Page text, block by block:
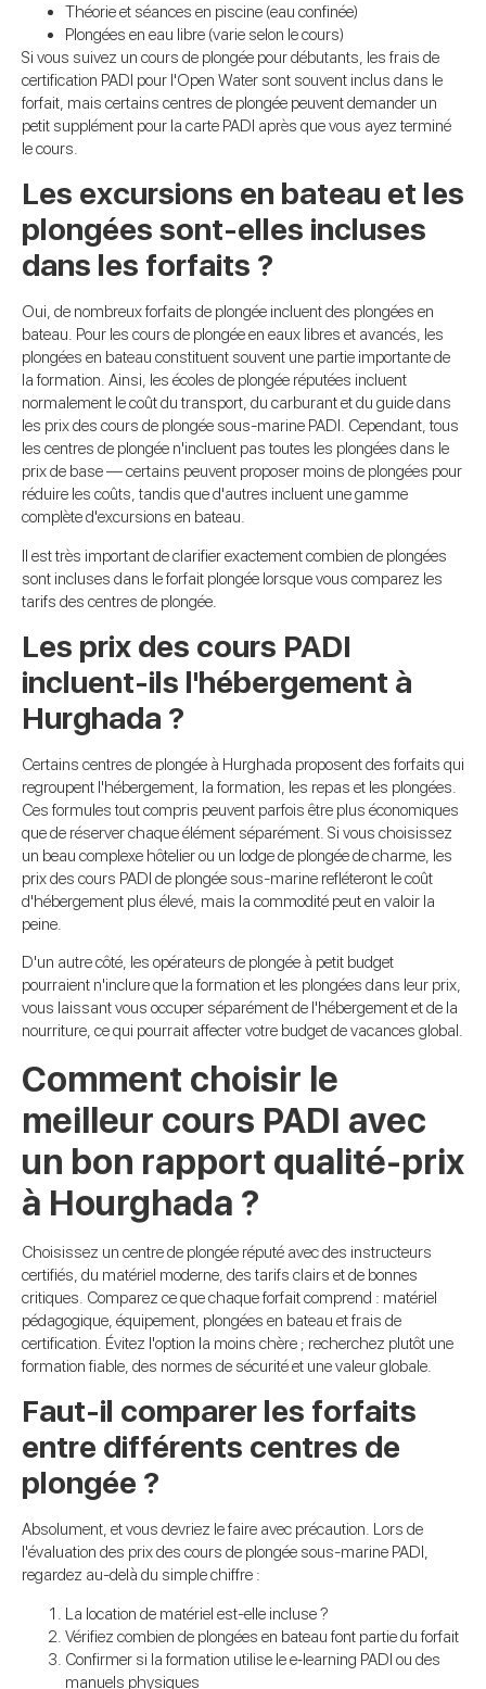
Théorie et séances en piscine (eau confinée)
Plongées en eau libre (varie selon le cours)
Si vous suivez un cours de plongée pour débutants, les frais de
certification PADI pour l'Open Water sont souvent inclus dans le
forfait, mais certains centres de plongée peuvent demander un
petit supplément pour la carte PADI après que vous ayez terminé
le cours.
Les excursions en bateau et les
plongées sont-elles incluses
dans les forfaits ?
Oui, de nombreux forfaits de plongée incluent des plongées en
bateau. Pour les cours de plongée en eaux libres et avancés, les
plongées en bateau constituent souvent une partie importante de
la formation. Ainsi, les écoles de plongée réputées incluent
normalement le coût du transport, du carburant et du guide dans
les prix des cours de plongée sous-marine PADI. Cependant, tous
les centres de plongée n'incluent pas toutes les plongées dans le
prix de base — certains peuvent proposer moins de plongées pour
réduire les coûts, tandis que d'autres incluent une gamme
complète d'excursions en bateau.
Il est très important de clarifier exactement combien de plongées
sont incluses dans le forfait plongée lorsque vous comparez les
tarifs des centres de plongée.
Les prix des cours PADI
incluent-ils l'hébergement à
Hurghada ?
Certains centres de plongée à Hurghada proposent des forfaits qui
regroupent l'hébergement, la formation, les repas et les plongées.
Ces formules tout compris peuvent parfois être plus économiques
que de réserver chaque élément séparément. Si vous choisissez
un beau complexe hôtelier ou un lodge de plongée de charme, les
prix des cours PADI de plongée sous-marine refléteront le coût
d'hébergement plus élevé, mais la commodité peut en valoir la
peine.
D'un autre côté, les opérateurs de plongée à petit budget
pourraient n'inclure que la formation et les plongées dans leur prix,
vous laissant vous occuper séparément de l'hébergement et de la
nourriture, ce qui pourrait affecter votre budget de vacances global.
Comment choisir le
meilleur cours PADI avec
un bon rapport qualité-prix
à Hourghada ?
Choisissez un centre de plongée réputé avec des instructeurs
certifiés, du matériel moderne, des tarifs clairs et de bonnes
critiques. Comparez ce que chaque forfait comprend : matériel
pédagogique, équipement, plongées en bateau et frais de
certification. Évitez l'option la moins chère ; recherchez plutôt une
formation fiable, des normes de sécurité et une valeur globale.
Faut-il comparer les forfaits
entre différents centres de
plongée ?
Absolument, et vous devriez le faire avec précaution. Lors de
l'évaluation des prix des cours de plongée sous-marine PADI,
regardez au-delà du simple chiffre :
La location de matériel est-elle incluse ?
Vérifiez combien de plongées en bateau font partie du forfait
Confirmer si la formation utilise le e‑learning PADI ou des
manuels physiques